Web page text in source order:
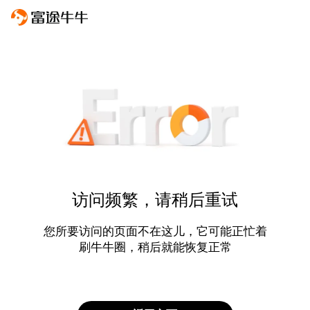
访问频繁，请稍后重试
您所要访问的页面不在这儿，它可能正忙着
刷牛牛圈，稍后就能恢复正常